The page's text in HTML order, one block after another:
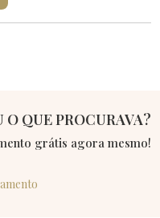
QUE PROCURAVA?
grátis agora mesmo!